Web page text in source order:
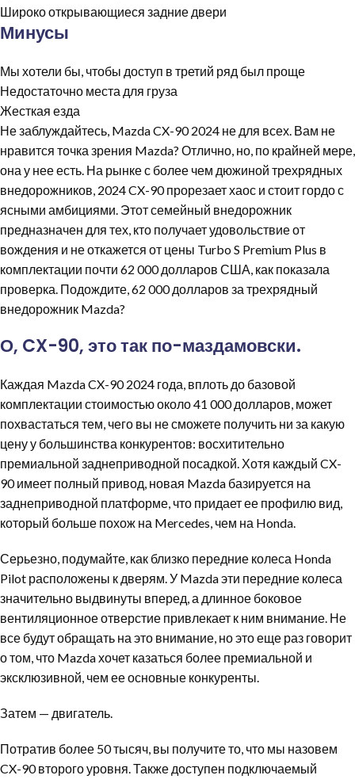
Широко открывающиеся задние двери
Минусы
Мы хотели бы, чтобы доступ в третий ряд был проще
Недостаточно места для груза
Жесткая езда
Не заблуждайтесь, Mazda CX-90 2024 не для всех. Вам не
нравится точка зрения Mazda? Отлично, но, по крайней мере,
она у нее есть. На рынке с более чем дюжиной трехрядных
внедорожников, 2024 CX-90 прорезает хаос и стоит гордо с
ясными амбициями. Этот семейный внедорожник
предназначен для тех, кто получает удовольствие от
вождения и не откажется от цены Turbo S Premium Plus в
комплектации почти 62 000 долларов США, как показала
проверка. Подождите, 62 000 долларов за трехрядный
внедорожник Mazda?
О, CX-90, это так по-маздамовски.
Каждая Mazda CX-90 2024 года, вплоть до базовой
комплектации стоимостью около 41 000 долларов, может
похвастаться тем, чего вы не сможете получить ни за какую
цену у большинства конкурентов: восхитительно
премиальной заднеприводной посадкой. Хотя каждый CX-
90 имеет полный привод, новая Mazda базируется на
заднеприводной платформе, что придает ее профилю вид,
который больше похож на Mercedes, чем на Honda.
Серьезно, подумайте, как близко передние колеса Honda
Pilot расположены к дверям. У Mazda эти передние колеса
значительно выдвинуты вперед, а длинное боковое
вентиляционное отверстие привлекает к ним внимание. Не
все будут обращать на это внимание, но это еще раз говорит
о том, что Mazda хочет казаться более премиальной и
эксклюзивной, чем ее основные конкуренты.
Затем — двигатель.
Потратив более 50 тысяч, вы получите то, что мы назовем
CX-90 второго уровня. Также доступен подключаемый